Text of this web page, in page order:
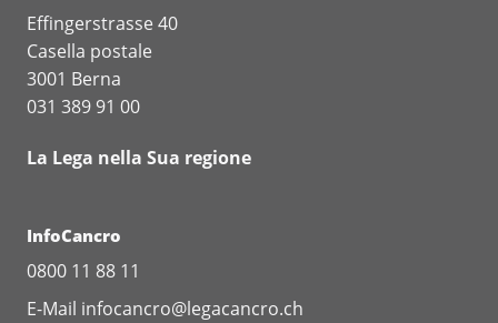
Effingerstrasse 40
Casella postale
3001 Berna
031 389 91 00
La Lega nella Sua regione
InfoCancro
0800 11 88 11
E-Mail infocancro@legacancro.ch